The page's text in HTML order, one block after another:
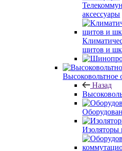
аксессуары
щитов и
Высоковольтное
Назад
Изоляторы